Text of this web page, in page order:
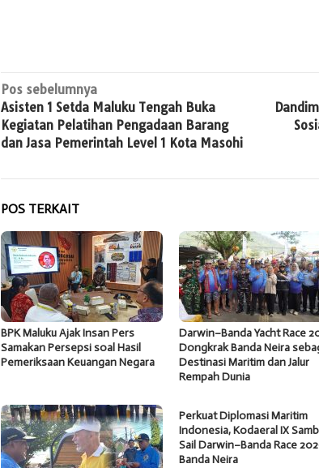
Navigasi
pos
Pos sebelumnya
Asisten 1 Setda Maluku Tengah Buka
Kegiatan Pelatihan Pengadaan Barang
dan Jasa Pemerintah Level 1 Kota Masohi
POS TERKAIT
BPK Maluku Ajak Insan Pers
Samakan Persepsi soal Hasil
Pemeriksaan Keuangan Negara
Darwin–Banda Yacht Race
Dongkrak Banda Neira
Destinasi Maritim dan Jalur
Rempah Dunia
Perkuat Diplomasi Maritim
Indonesia, Kodaeral IX
Sail Darwin–Banda Race
Banda Neira